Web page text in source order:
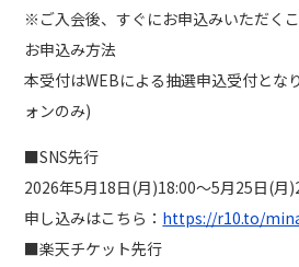
※ご入会後、すぐにお申込みいただくこ
お申込み方法
本受付はWEBによる抽選申込受付とな
ォンのみ)
■SNS先行
2026年5月18日(月)18:00～5月25日(月
申し込みはこちら： https://r10.to/
■楽天チケット先行